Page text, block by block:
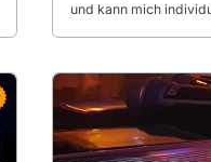
und kann mich